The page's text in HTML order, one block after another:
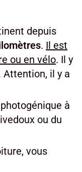
depuis
. Il est
ou en vélo. Il y
il y a
photogénique à
ou du
vous